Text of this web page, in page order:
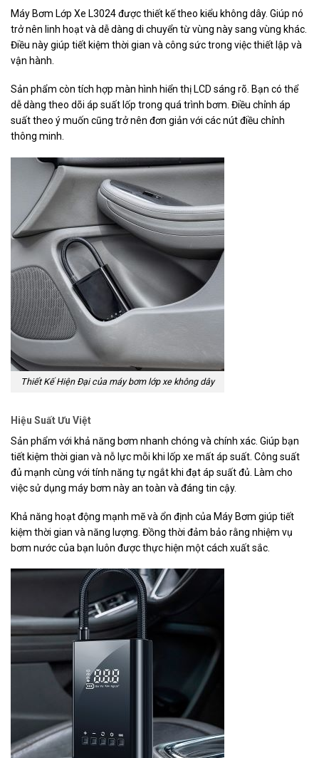
Máy Bơm Lớp Xe L3024 được thiết kế theo kiểu không dây. Giúp nó
trở nên linh hoạt và dễ dàng di chuyển từ vùng này sang vùng khác.
Điều này giúp tiết kiệm thời gian và công sức trong việc thiết lập và
vận hành.
Sản phẩm còn tích hợp màn hình hiển thị LCD sáng rõ. Bạn có thể
dễ dàng theo dõi áp suất lốp trong quá trình bơm. Điều chỉnh áp
suất theo ý muốn cũng trở nên đơn giản với các nút điều chỉnh
thông minh.
Thiết Kế Hiện Đại của máy bơm lớp xe không dây
Hiệu Suất Ưu Việt
Sản phẩm với khả năng bơm nhanh chóng và chính xác. Giúp bạn
tiết kiệm thời gian và nỗ lực mỗi khi lốp xe mất áp suất. Công suất
đủ mạnh cùng với tính năng tự ngắt khi đạt áp suất đủ. Làm cho
việc sử dụng máy bơm này an toàn và đáng tin cậy.
Khả năng hoạt động mạnh mẽ và ổn định của Máy Bơm giúp tiết
kiệm thời gian và năng lượng. Đồng thời đảm bảo rằng nhiệm vụ
bơm nước của bạn luôn được thực hiện một cách xuất sắc.